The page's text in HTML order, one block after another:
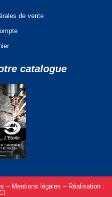
de vente
catalogue
– Mentions légales – Réalisation :